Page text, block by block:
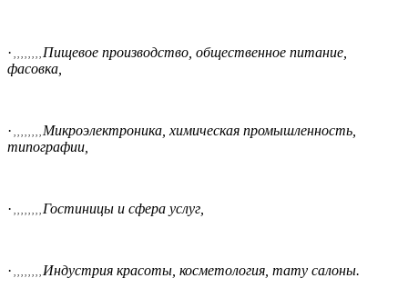
· , , , , , , , , Пищевое производство, общественное питание,
фасовка,
· , , , , , , , , Микроэлектроника, химическая промышленность,
типографии,
· , , , , , , , , Гостиницы и сфера услуг,
· , , , , , , , , Индустрия красоты, косметология, тату салоны.